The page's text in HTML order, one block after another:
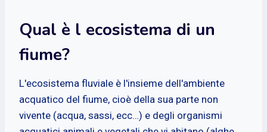
Qual è l ecosistema di un
fiume?
L'ecosistema fluviale è l'insieme dell'ambiente
acquatico del fiume, cioè della sua parte non
vivente (acqua, sassi, ecc…) e degli organismi